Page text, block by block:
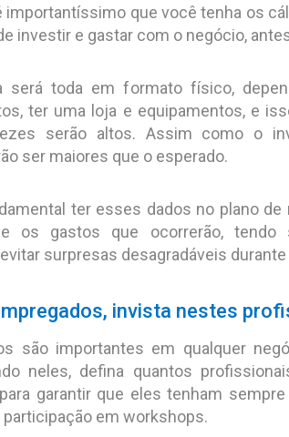
importantíssimo que você tenha os
investir e gastar com o negócio,
será toda em formato físico,
ter uma loja e equipamentos, e
serão altos. Assim como o
ser maiores que o esperado.
ter esses dados no plano
os gastos que ocorrerão, tendo
surpresas desagradáveis
invista nestes
são importantes em qualquer
neles, defina quantos
garantir que eles tenham
em workshops.